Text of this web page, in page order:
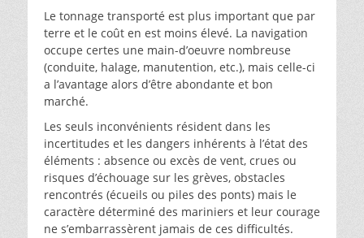
Le tonnage transporté est plus important que par
terre et le coût en est moins élevé. La navigation
occupe certes une main-d’oeuvre nombreuse
(conduite, halage, manutention, etc.), mais celle-ci
a l’avantage alors d’être abondante et bon
marché.
Les seuls inconvénients résident dans les
incertitudes et les dangers inhérents à l’état des
éléments : absence ou excès de vent, crues ou
risques d’échouage sur les grèves, obstacles
rencontrés (écueils ou piles des ponts) mais le
caractère déterminé des mariniers et leur courage
ne s’embarrassèrent jamais de ces difficultés.